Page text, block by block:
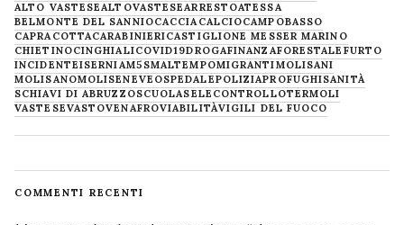
ALTO VASTESEALTOVASTESEARRESTOATESSA
BELMONTE DEL SANNIOCACCIACALCIOCAMPOBASSO
CAPRACOTTACARABINIERICASTIGLIONE MESSER MARINO
CHIETINOCINGHIALICOVID19DROGAFINANZAFORESTALE FURTO
INCIDENTEISERNIAM5SMALTEMPOMIGRANTIMOLISANI
MOLISANOMOLISENEVE OSPEDALEPOLIZIAPROFUGHISANITÀ
SCHIAVI DI ABRUZZOSCUOLASELECONTROLLOTERMOLI
VASTESEVASTOVENAFROVIABILITÀVIGILI DEL FUOCO
COMMENTI RECENTI